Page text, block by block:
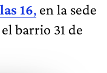
16, en la sede
barrio 31 de